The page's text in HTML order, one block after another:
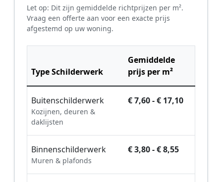
Let op: Dit zijn gemiddelde richtprijzen per m².
Vraag een offerte aan voor een exacte prijs
afgestemd op uw woning.
Type Schilderwerk
Gemiddelde
prijs per m²
Buitenschilderwerk
Kozijnen, deuren &
daklijsten
€ 7,60 - € 17,10
Binnenschilderwerk
Muren & plafonds
€ 3,80 - € 8,55